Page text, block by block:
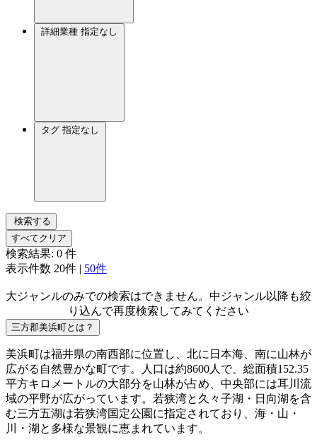
詳細業種 指定なし
タグ 指定なし
検索する
すべてクリア
検索結果: 0 件
表示件数 20件 | 50件
大ジャンルのみでの検索はできません。中ジャンル以降も絞
り込んで再度検索してみてください
三方郡美浜町とは？
美浜町は福井県の南西部に位置し、北に日本海、南に山林が
広がる自然豊かな町です。人口は約8600人で、総面積152.35
平方キロメートルの大部分を山林が占め、中央部には耳川流
域の平野が広がっています。若狭湾と久々子湖・日向湖を含
む三方五湖は若狭湾国定公園に指定されており、海・山・
川・湖と多様な景観に恵まれています。